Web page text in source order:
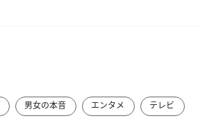
男女の本音 エンタメ テレビ